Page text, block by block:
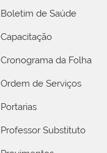
Boletim de Saúde
Capacitação
Cronograma da Folha
Ordem de Serviços
Portarias
Professor Substituto